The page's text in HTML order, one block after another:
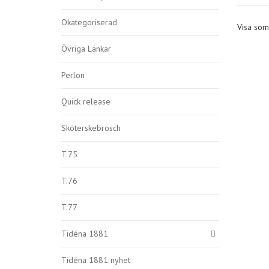
Okategoriserad
Övriga Länkar
Perlon
Quick release
Sköterskebrosch
T.75
T.76
T.77
Tidéna 1881
Tidéna 1881 nyhet
Visa